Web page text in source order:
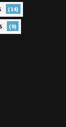
(14)
(9)